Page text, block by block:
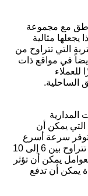
مع مجموعة
يجعلها مثالية
التي تتراوح من
أيضاً في مواقع ذات
للعملاء
الساحلية.
المدارية
التي يمكن أن
توفر سرعة أسرع
بكثير من التثبيت مع معدلات دوران نموذجية تتراوح بين 6 إلى 10
يمكن أن تؤثر
يمكن أن تدفع